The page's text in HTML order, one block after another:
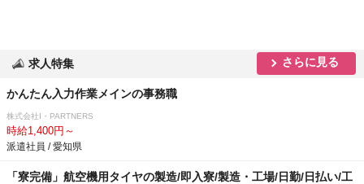
求人特集 さらに見る
かんたん入力作業メインの事務職
株式会社I・PARTNERS
時給1,400円～
派遣社員 / 愛知県
「寮完備」航空機用タイヤの製造/即入寮/製造・工場/日勤/日払い/工